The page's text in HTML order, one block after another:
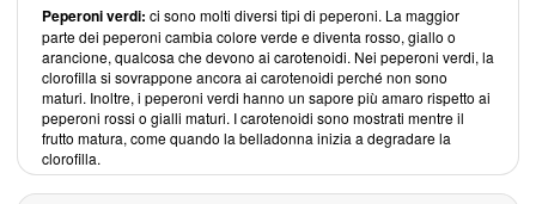
Peperoni verdi: ci sono molti diversi tipi di peperoni. La maggior
parte dei peperoni cambia colore verde e diventa rosso, giallo o
arancione, qualcosa che devono ai carotenoidi. Nei peperoni verdi, la
clorofilla si sovrappone ancora ai carotenoidi perché non sono
maturi. Inoltre, i peperoni verdi hanno un sapore più amaro rispetto ai
peperoni rossi o gialli maturi. I carotenoidi sono mostrati mentre il
frutto matura, come quando la belladonna inizia a degradare la
clorofilla.